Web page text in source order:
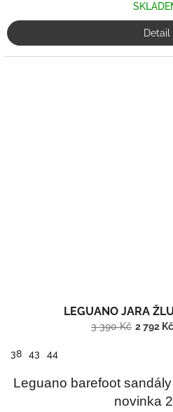
Detail
LEGUANO JARA
3 390 Kč 2 792 Kč
38 43 44
Leguano barefoot
novinka